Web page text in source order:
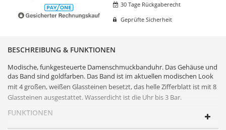
30 Tage Rückgaberecht
Geprüfte Sicherheit
BESCHREIBUNG & FUNKTIONEN
Modische, funkgesteuerte Damenschmuckbanduhr. Das Gehäuse und
das Band sind goldfarben. Das Band ist im aktuellen modischen Look
mit 4 großen, weißen Glassteinen besetzt, das helleZifferblatt ist mit 8
Glassteinen ausgestattet. Wasserdicht ist die Uhr bis 3 Bar.
FUNKTIONEN